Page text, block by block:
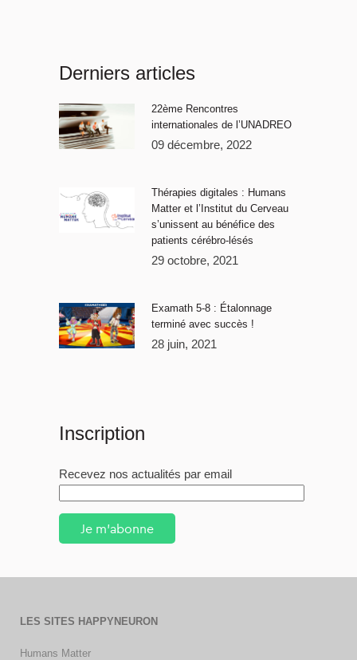
Derniers articles
22ème Rencontres
internationales de l’UNADREO
09 décembre, 2022
Thérapies digitales : Humans
Matter et l’Institut du Cerveau
s’unissent au bénéfice des
patients cérébro-lésés
29 octobre, 2021
Examath 5-8 : Étalonnage
terminé avec succès !
28 juin, 2021
Inscription
Recevez nos actualités par email
Je m'abonne
LES SITES HAPPYNEURON
Humans Matter